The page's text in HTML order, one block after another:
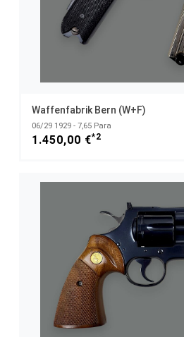
Waffenfabrik Bern (W+F)
06/29 1929 - 7,65 Para
1.450,00 €*2